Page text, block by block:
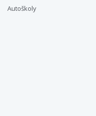
Autoškoly